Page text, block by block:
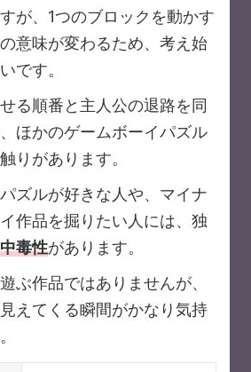
が、1つのブロックを動かす
意味が変わるため、考え始
です。
る順番と主人公の退路を同
ほかのゲームボーイパズル
りがあります。
ズルが好きな人や、マイナ
作品を掘りたい人には、独
中毒性があります。
ぶ作品ではありませんが、
えてくる瞬間がかなり気持